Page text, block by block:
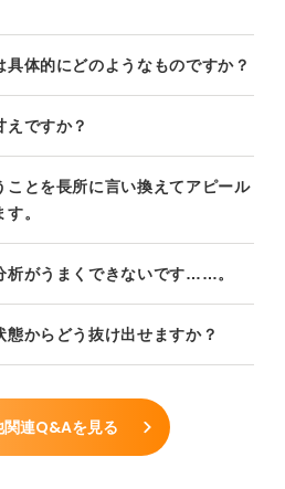
具体的にどのようなものですか？
えですか？
ことを長所に言い換えてアピール
。
析がうまくできないです……。
態からどう抜け出せますか？
関連Q&Aを見る